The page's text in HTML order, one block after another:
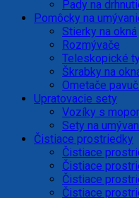
Pady na
Pomôcky na
Stierky na okná
Rozmývače
Teleskopické
Škrabky na
Ometače
Upratovacie sety
Vozíky s
Sety na
Čistiace prostriedky
Čistiace
Čistiace
Čistiace
Čistiace